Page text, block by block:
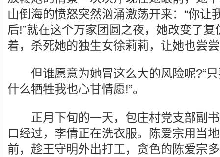
山倒海的愤怒突然汹涌激荡开来：“你让
后!”就在这个万家团圆之夜，她改变了
着，杀死她的独生女徐莉莉，让她也尝
但谁愿意为她冒这么大的风险呢?“只
什么牺牲我也心甘情愿!”。
正月下旬的一天，包庄村党支部副书
口经过，李倩正在洗衣服。陈爱宗用当
前，趁王守明外出打工，贪色的陈爱宗